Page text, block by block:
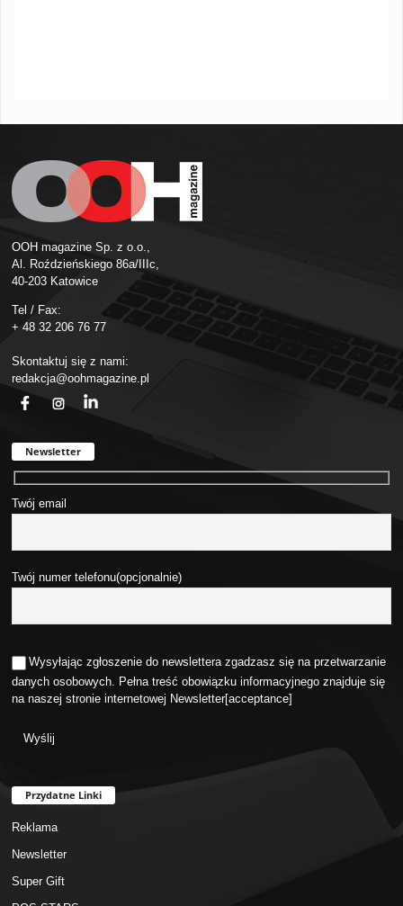
OOH magazine Sp. z o.o.,
Al. Roździeńskiego 86a/IIIc,
40-203 Katowice
Tel / Fax:
+ 48 32 206 76 77
Skontaktuj się z nami:
redakcja@oohmagazine.pl
Newsletter
Twój email
Twój numer telefonu(opcjonalnie)
Wysyłając zgłoszenie do newslettera zgadzasz się na przetwarzanie
danych osobowych. Pełna treść obowiązku informacyjnego znajduje się
na naszej stronie internetowej Newsletter[acceptance]
Przydatne Linki
Reklama
Newsletter
Super Gift